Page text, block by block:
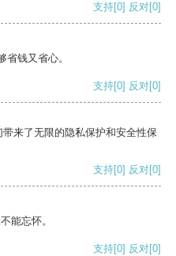
支持[0] 反对[0]
钱又省心。
支持[0] 反对[0]
来了无限的隐私保护和安全性保
支持[0] 反对[0]
能忘怀。
支持[0] 反对[0]